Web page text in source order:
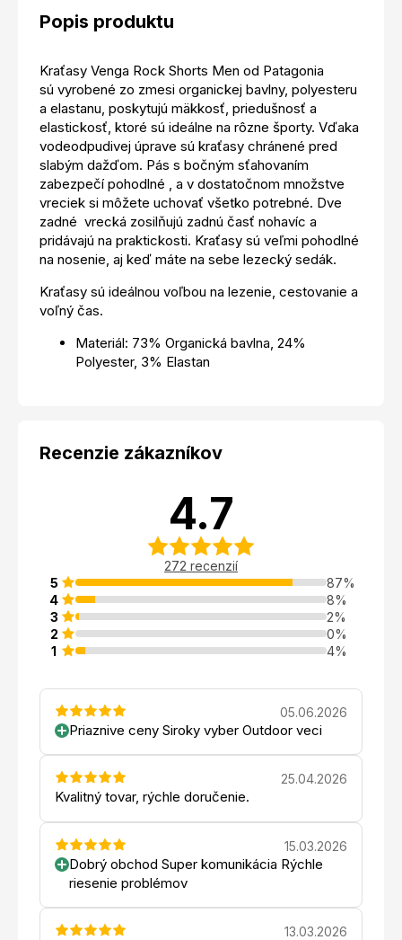
Popis produktu
Kraťasy Venga Rock Shorts Men od Patagonia
sú vyrobené zo zmesi organickej bavlny, polyesteru
a elastanu, poskytujú mäkkosť, priedušnosť a
elastickosť, ktoré sú ideálne na rôzne športy. Vďaka
vodeodpudivej úprave sú kraťasy chránené pred
slabým dažďom. Pás s bočným sťahovaním
zabezpečí pohodlné , a v dostatočnom množstve
vreciek si môžete uchovať všetko potrebné. Dve
zadné vrecká zosilňujú zadnú časť nohavíc a
pridávajú na praktickosti. Kraťasy sú veľmi pohodlné
na nosenie, aj keď máte na sebe lezecký sedák.
Kraťasy sú ideálnou voľbou na lezenie, cestovanie a
voľný čas.
Materiál: 73% Organická bavlna, 24%
Polyester, 3% Elastan
Recenzie zákazníkov
4.7
272 recenzií
5
87%
4
8%
3
2%
2
0%
1
4%
05.06.2026
Priaznive ceny Siroky vyber Outdoor veci
25.04.2026
Kvalitný tovar, rýchle doručenie.
15.03.2026
Dobrý obchod Super komunikácia Rýchle
riesenie problémov
13.03.2026